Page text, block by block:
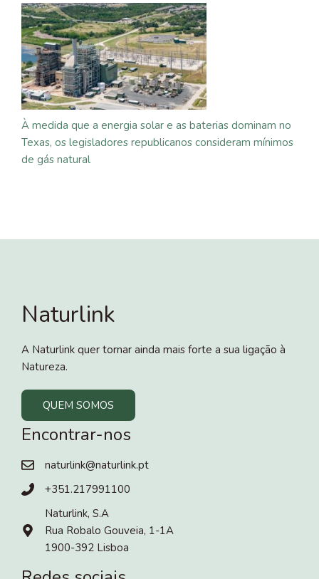
À medida que a energia solar e as baterias dominam no
Texas, os legisladores republicanos consideram mínimos
de gás natural
Naturlink
A Naturlink quer tornar ainda mais forte a sua ligação à
Natureza.
QUEM SOMOS
Encontrar-nos
naturlink@naturlink.pt
+351.217991100
Naturlink, S.A
Rua Robalo Gouveia, 1-1A
1900-392 Lisboa